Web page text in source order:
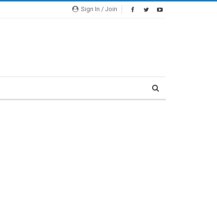
Sign In / Join